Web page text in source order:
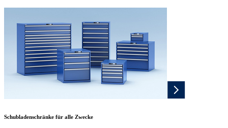
Schubladenschränke für alle Zwecke